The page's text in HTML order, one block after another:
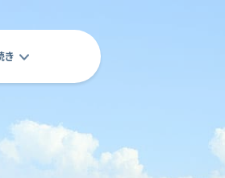
き